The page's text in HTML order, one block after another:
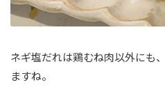
ネギ塩だれは鶏むね肉以外にも
ますね。